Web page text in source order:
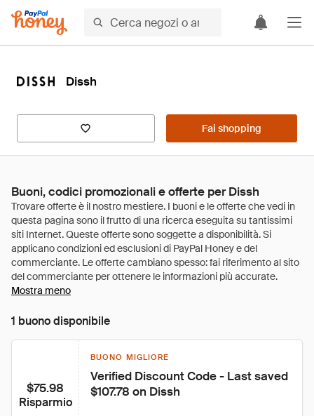
Dissh
Fai shopping
Buoni, codici promozionali e offerte per Dissh
Mostra meno
1 buono disponibile
$75.98
Risparmio
BUONO MIGLIORE
Verified Discount Code - Last saved
$107.78 on Dissh